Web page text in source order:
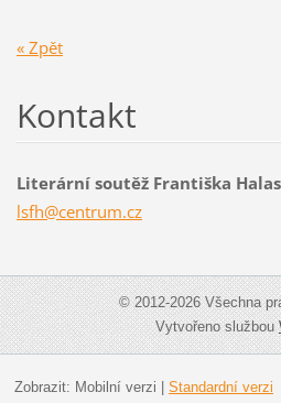
« Zpět
Kontakt
Literární soutěž Františka
lsfh@centrum.cz
© 2012-2026 Všechna
Vytvořeno službou
Zobrazit: Mobilní verzi Standardní verzi